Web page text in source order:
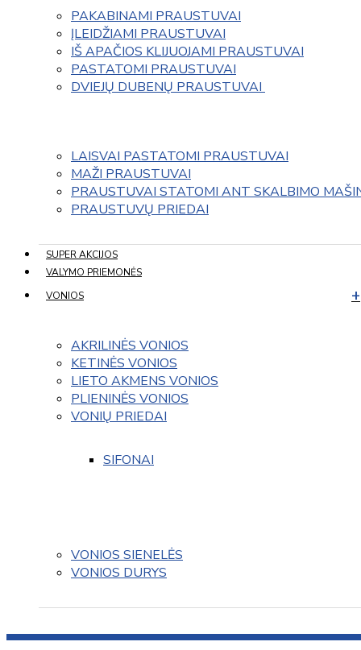
PAKABINAMI PRAUSTUVAI
ĮLEIDŽIAMI PRAUSTUVAI
IŠ APAČIOS KLIJUOJAMI PRAUSTUVAI
PASTATOMI PRAUSTUVAI
DVIEJŲ DUBENŲ PRAUSTUVAI
LAISVAI PASTATOMI PRAUSTUVAI
MAŽI PRAUSTUVAI
PRAUSTUVAI STATOMI ANT SKALBIMO
PRAUSTUVŲ PRIEDAI
SUPER AKCIJOS
VALYMO PRIEMONĖS
VONIOS
AKRILINĖS VONIOS
KETINĖS VONIOS
LIETO AKMENS VONIOS
PLIENINĖS VONIOS
VONIŲ PRIEDAI
SIFONAI
VONIOS SIENELĖS
VONIOS DURYS